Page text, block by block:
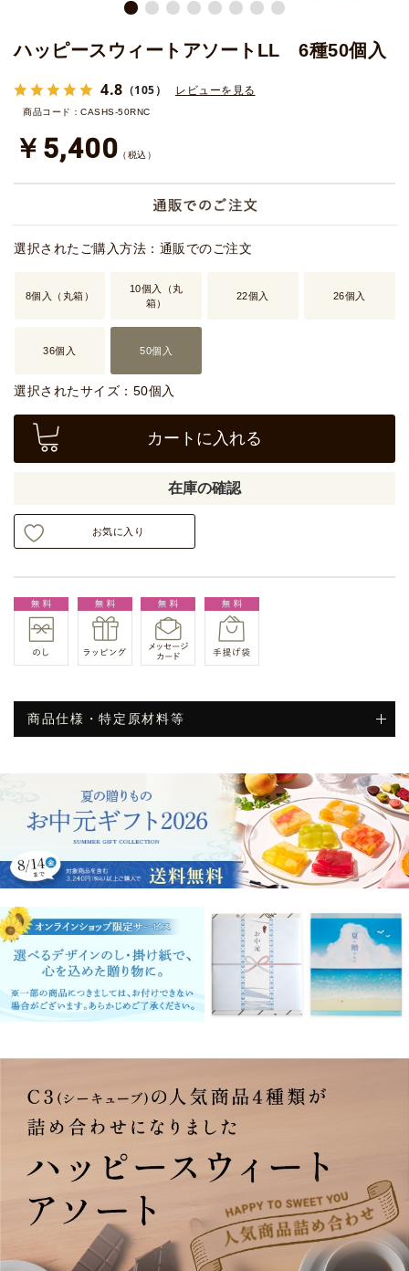
ハッピースウィートアソートLL 6種50個入
4.8 （105） レビューを見る
商品コード：CASHS-50RNC
￥5,400 （税込）
選択されたご購入方法：通販でのご注文
8個入（丸箱）
10個入（丸
箱）
22個入 26個入
36個入 50個入
選択されたサイズ：50個入
カートに入れる
在庫の確認
お気に入り
商品仕様・特定原材料等